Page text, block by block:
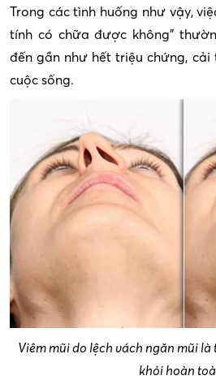
Trong các tình huống như vậy,
tính có chữa được không”
đến gần như hết triệu chứng,
cuộc sống.
Viêm mũi do lệch vách ngăn mũi
khỏi hoàn